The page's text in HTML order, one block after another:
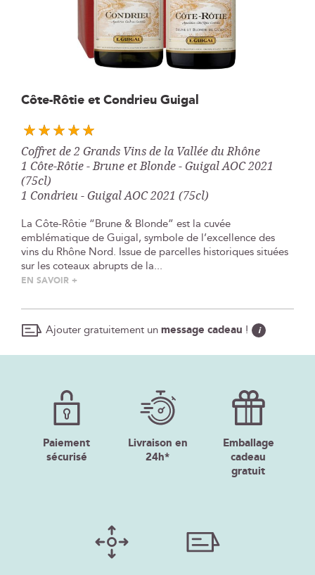
Skip
the
beginning
of
the
images
gallery
Côte-Rôtie et Condrieu Guigal
Coffret de 2 Grands Vins de la Vallée du Rhône
1 Côte-Rôtie - Brune et Blonde - Guigal AOC 2021
(75cl)
1 Condrieu - Guigal AOC 2021 (75cl)
La Côte-Rôtie “Brune & Blonde” est la cuvée
emblématique de Guigal, symbole de l’excellence des
vins du Rhône Nord. Issue de parcelles historiques situées
sur les coteaux abrupts de la...
EN SAVOIR +
Ajouter gratuitement unmessage cadeau ! i
Paiement
sécurisé
Livraison en
24h*
Emballage
cadeau
gratuit